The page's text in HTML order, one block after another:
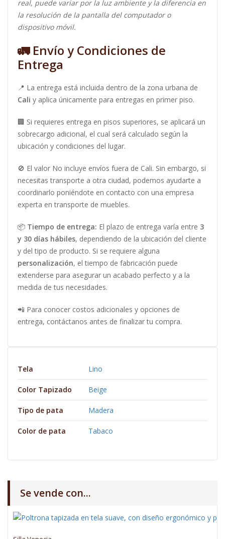
real, puede variar por la luz ambiente y la diferencia en
la resolución de la pantalla del computador o
dispositivo móvil.
🚛 Envío y Condiciones de
Entrega
📍 La entrega está incluida dentro de la zona urbana de
Cali y aplica únicamente para entregas en primer piso.
🏢 Si requieres entrega en pisos superiores, se aplicará un
sobrecargo adicional, el cual será calculado según la
ubicación y condiciones del lugar.
🚫 El valor No incluye envíos fuera de Cali. Sin embargo, si
necesitas transporte a otra ciudad, podemos ayudarte a
coordinarlo poniéndote en contacto con una empresa
experta en transporte de muebles.
📦 Tiempo de entrega: El plazo de entrega varía entre 3
y 30 días hábiles, dependiendo de la ubicación del cliente
y del tipo de producto. Si se requiere alguna
personalización, el tiempo de fabricación puede
extenderse para asegurar un acabado perfecto y a la
medida de tus necesidades.
📲 Para conocer costos adicionales y opciones de
entrega, contáctanos antes de finalizar tu compra.
Tela Lino
Color Tapizado Beige
Tipo de pata Madera
Color de pata Tabaco
Se vende con...